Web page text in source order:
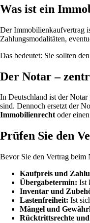
Was ist ein
Der Immobilienkaufvertrag
Zahlungsmodalitäten,
Das bedeutet: Sie sollten
Der Notar –
In Deutschland ist der
sind. Dennoch ersetzt der
Immobilienrechtoder einen
Prüfen Sie den
Bevor Sie den Vertrag beim
Kaufpreis und
Übergabetermin: Ist
Inventar und
Lastenfreiheit: Ist
Mängel und
Rücktrittsrechte